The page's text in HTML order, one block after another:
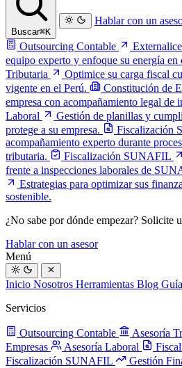
Buscar⌘K
Hablar con un
Outsourcing Contable
equipo experto y enfoque su energía en
Tributaria
Optimice su carga fiscal
vigente en el Perú.
Constitución de
empresa con acompañamiento legal de
Laboral
Gestión de planillas y
protege a su empresa.
Fiscalización
acompañamiento experto durante
tributaria.
Fiscalización SUNAFIL
frente a inspecciones laborales de
Estrategias para optimizar sus
sostenible.
¿No sabe por dónde empezar? Solicite
Hablar con un asesor
Menú
Inicio Nosotros Herramientas Blog
Servicios
Outsourcing Contable Asesoría
Empresas
Asesoría Laboral
Fiscalización SUNAFIL
Gestión